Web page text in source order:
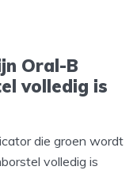
Oral-B
volledig is
die groen wordt
volledig is